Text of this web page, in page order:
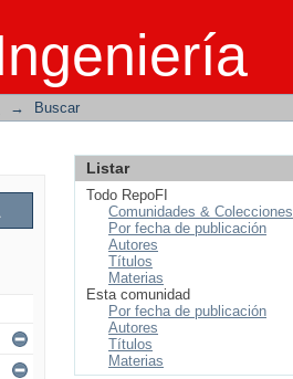
→ Buscar
Listar
Todo RepoFI
Comunidades & Colecciones
Por fecha de publicación
Autores
Títulos
Materias
Esta comunidad
Por fecha de publicación
Autores
Títulos
Materias